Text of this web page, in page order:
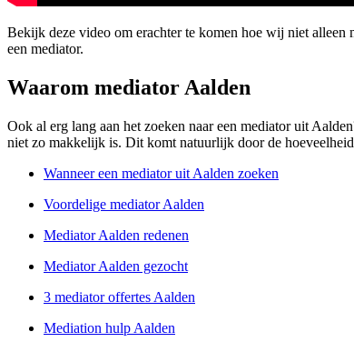
Bekijk deze video om erachter te komen hoe wij niet
een mediator.
Waarom mediator Aalden
Ook al erg lang aan het zoeken naar een mediator uit
niet zo makkelijk is. Dit komt natuurlijk door de
Wanneer een mediator uit Aalden zoeken
Voordelige mediator Aalden
Mediator Aalden redenen
Mediator Aalden gezocht
3 mediator offertes Aalden
Mediation hulp Aalden